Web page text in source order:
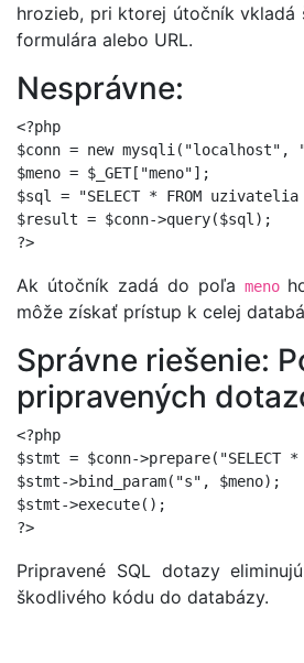
hrozieb, pri ktorej útočník vkladá
formulára alebo URL.
Nesprávne:
<?php
$conn = new
$meno = $_GET["meno"];
$sql = "SELECT * FROM uzivatelia
$result = $conn->query($sql);
Ak útočník zadá do poľa meno
môže získať prístup k celej
Správne riešenie:
pripravených
<?php
$stmt = $conn->prepare("SELECT
$stmt->bind_param("s", $meno);
$stmt->execute();
Pripravené SQL dotazy
škodlivého kódu do databázy.